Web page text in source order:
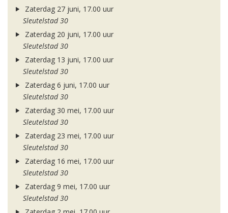
Zaterdag 27 juni, 17.00 uur
Sleutelstad 30
Zaterdag 20 juni, 17.00 uur
Sleutelstad 30
Zaterdag 13 juni, 17.00 uur
Sleutelstad 30
Zaterdag 6 juni, 17.00 uur
Sleutelstad 30
Zaterdag 30 mei, 17.00 uur
Sleutelstad 30
Zaterdag 23 mei, 17.00 uur
Sleutelstad 30
Zaterdag 16 mei, 17.00 uur
Sleutelstad 30
Zaterdag 9 mei, 17.00 uur
Sleutelstad 30